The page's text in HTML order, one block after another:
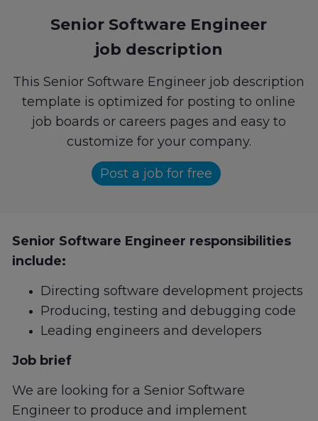
Senior Software Engineer
job description
This Senior Software Engineer job description
template is optimized for posting to online
job boards or careers pages and easy to
customize for your company.
Post a job for free
Senior Software Engineer responsibilities
include:
Directing software development projects
Producing, testing and debugging code
Leading engineers and developers
Job brief
We are looking for a Senior Software
Engineer to produce and implement